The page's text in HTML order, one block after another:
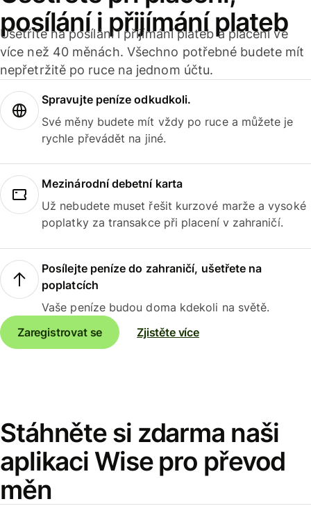
posílání i přijímání plateb
Ušetříte na posílání i přijímání plateb a placení ve
více než 40 měnách. Všechno potřebné budete mít
nepřetržitě po ruce na jednom účtu.
Spravujte peníze odkudkoli.
Své měny budete mít vždy po ruce a můžete je
rychle převádět na jiné.
Mezinárodní debetní karta
Už nebudete muset řešit kurzové marže a vysoké
poplatky za transakce při placení v zahraničí.
Posílejte peníze do zahraničí, ušetřete na
poplatcích
Vaše peníze budou doma kdekoli na světě.
Zaregistrovat se
Zjistěte více
Stáhněte si zdarma naši
aplikaci Wise pro převod
měn